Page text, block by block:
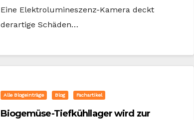
Eine Elektrolumineszenz-Kamera deckt
derartige Schäden…
Alle Blogeinträge Blog Fachartikel
Biogemüse-Tiefkühllager wird zur